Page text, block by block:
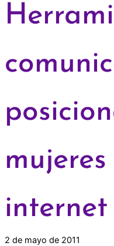
mujeres
internet
2 de mayo de 2011